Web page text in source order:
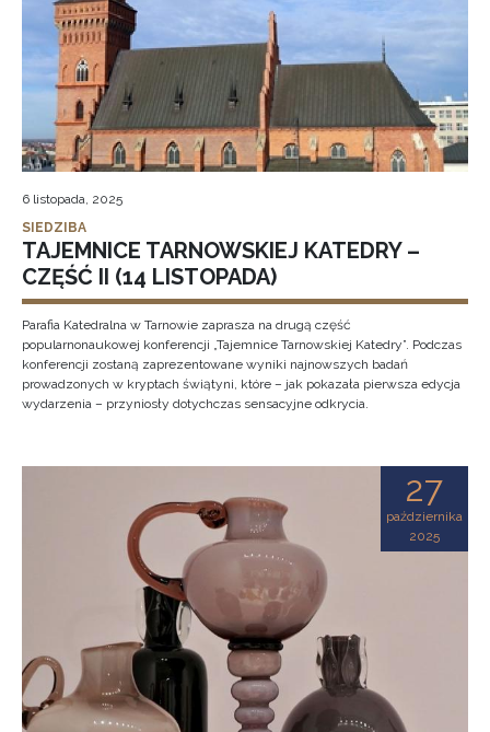
6 listopada, 2025
SIEDZIBA
TAJEMNICE TARNOWSKIEJ KATEDRY –
CZĘŚĆ II (14 LISTOPADA)
Parafia Katedralna w Tarnowie zaprasza na drugą część
popularnonaukowej konferencji „Tajemnice Tarnowskiej Katedry”. Podczas
konferencji zostaną zaprezentowane wyniki najnowszych badań
prowadzonych w kryptach świątyni, które – jak pokazała pierwsza edycja
wydarzenia – przyniosły dotychczas sensacyjne odkrycia.
27
października
2025